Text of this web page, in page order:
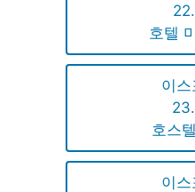
호텔
이스
호스
이스